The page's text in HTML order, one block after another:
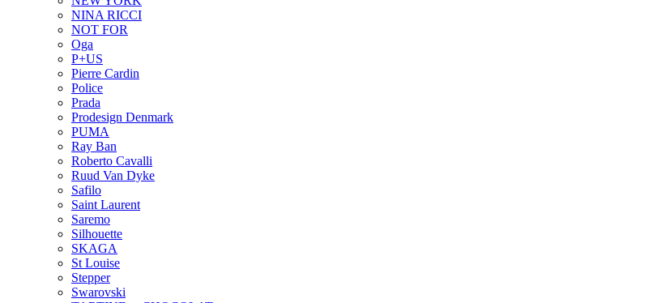
NINA RICCI
NOT FOR
Oga
P+US
Pierre Cardin
Police
Prada
Prodesign Denmark
PUMA
Ray Ban
Roberto Cavalli
Ruud Van Dyke
Safilo
Saint Laurent
Saremo
Silhouette
SKAGA
St Louise
Stepper
Swarovski